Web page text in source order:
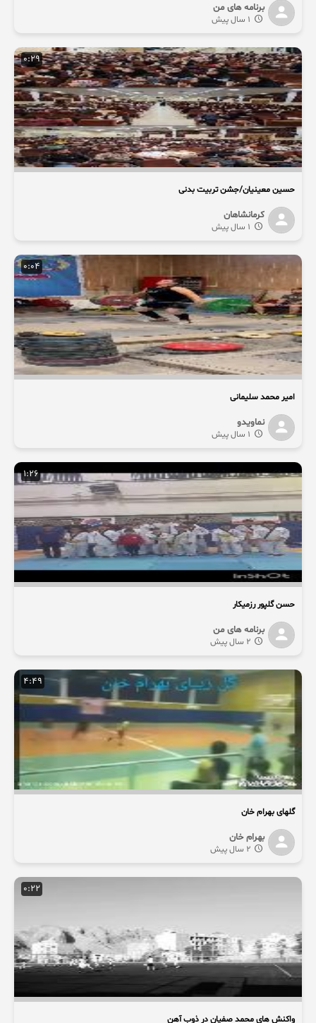
برنامه های من
0:29
حسین معینیان/جشن تربیت بدنی
کرمانشاهان
0:04
امیر محمد سلیمانی
نماویدو
1:26
حسن گلپور رزمیکار
برنامه های من
4:49
گلهای بهرام خان
بهرام خان
0:22
واکنش های محمد صفیان در ذوب آهن